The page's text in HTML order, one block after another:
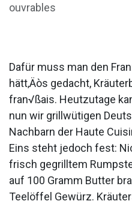
ouvrables
Dafür muss man den
hätt‚Äòs gedacht,
fran√ßais. Heutzutage
nun wir grillwütigen
Nachbarn der Haute
Eins steht jedoch fest:
frisch gegrilltem
auf 100 Gramm Butter
Teelöffel Gewürz.